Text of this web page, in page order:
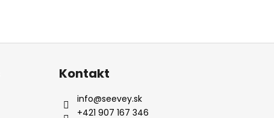
Kontakt
info@seevey.sk
+421 907 167 346